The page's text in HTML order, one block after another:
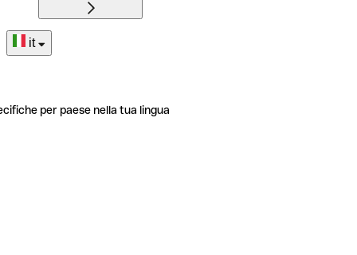
it
per paese nella tua lingua